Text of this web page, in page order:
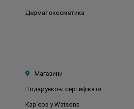
Дерматокосметика
Магазини
Подарункові сертифікати
Кар'єра у Watsons